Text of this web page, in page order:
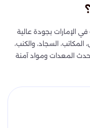
الإمارات بجودة عالية
المكاتب، السجاد، والكنب،
أحدث المعدات ومواد آمنة